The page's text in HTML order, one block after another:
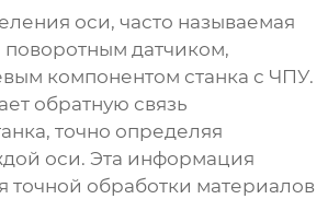
оси, часто называемая
датчиком,
компонентом станка с ЧПУ.
обратную связь
точно определяя
оси. Эта информация
точной обработки материалов